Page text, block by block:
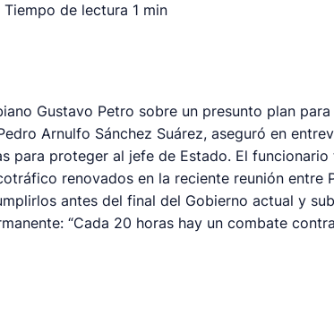
Tiempo de lectura 1 min
Gustavo Petro sobre un presunto plan
Arnulfo Sánchez Suárez, aseguró en
para proteger al jefe de Estado. El funcionario
renovados en la reciente reunión entre
antes del final del Gobierno actual y
“Cada 20 horas hay un combate